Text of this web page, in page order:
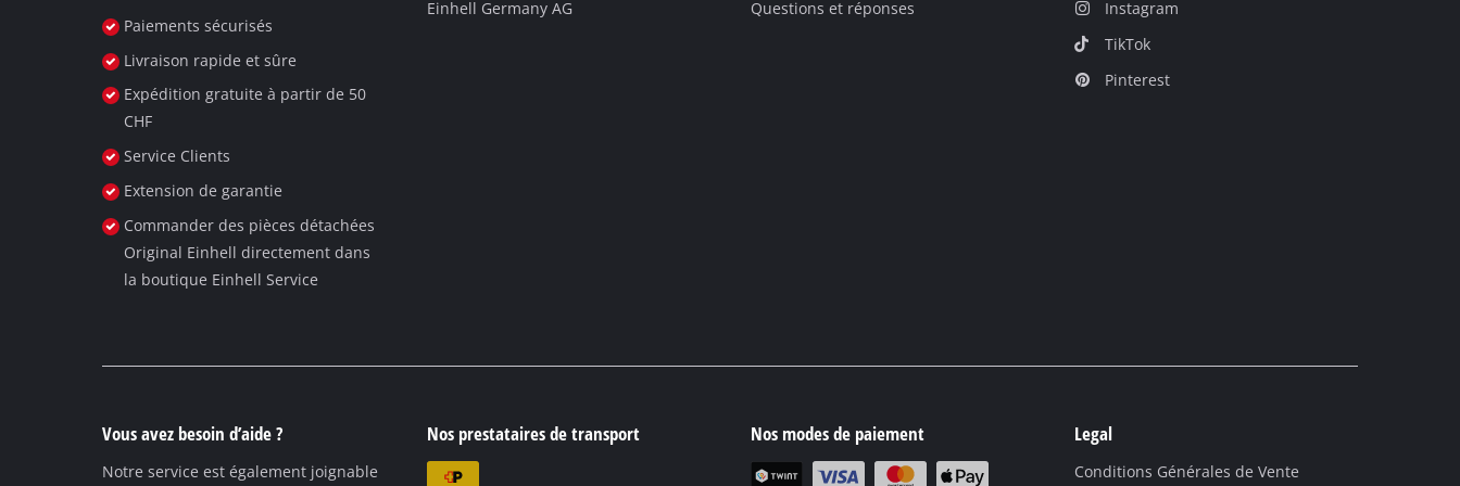
Paiements sécurisés
Livraison rapide et sûre
Expédition gratuite à partir de 50
CHF
Service Clients
Extension de garantie
Commander des pièces détachées
Original Einhell directement dans
la boutique Einhell Service
Einhell Germany AG Questions et réponses
Instagram
TikTok
Pinterest
Vous avez besoin d’aide ?
Notre service est également joignable
Nos prestataires de transport Nos modes de paiement Legal
Conditions Générales de Vente